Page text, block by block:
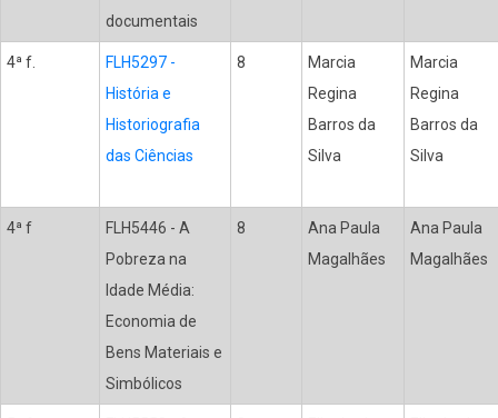
documentais
4ª f.
FLH5297 -
História e
Historiografia
das Ciências
8
Marcia
Regina
Barros da
Silva
Marcia
Regina
Barros da
Silva
4ª f
FLH5446 - A
Pobreza na
Idade Média:
Economia de
Bens Materiais e
Simbólicos
8
Ana Paula
Magalhães
Ana Paula
Magalhães